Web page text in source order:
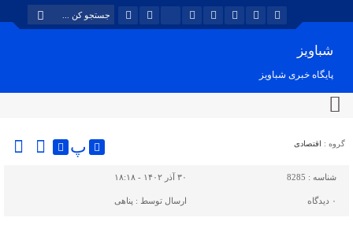
شباویز
پایگاه خبری شباویز
گروه : اقتصادی پ
شناسه : 8285 ۳۰ آذر ۱۴۰۲ - ۱۸:۱۸
۰ دیدگاه ارسال توسط : پناهی